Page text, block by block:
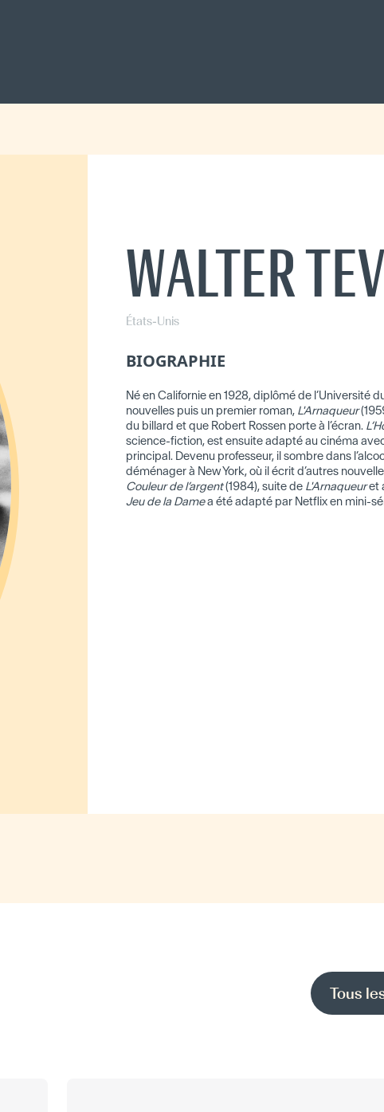
WALTER
États-Unis
BIOGRAPHIE
Né en Californie en 1928, diplômé de l’Université
nouvelles puis un premier roman, L'Arnaqueur
du billard et que Robert Rossen porte à l’écran.
science-fiction, est ensuite adapté au cinéma
principal. Devenu professeur, il sombre dans
déménager à New York, où il écrit d’autres
Couleur de l’argent(1984), suite de L'Arnaqueuret
Jeu de la Damea été adapté par Netflix en mini-
Tous